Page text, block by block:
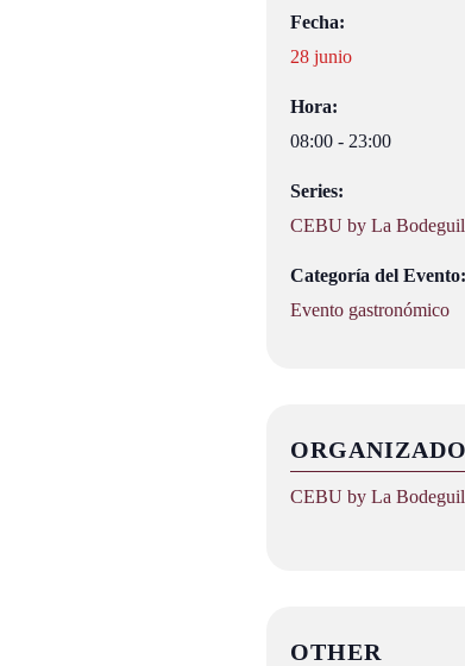
Fecha:
28 junio
Hora:
08:00 - 23:00
Series:
CEBU by La
Categoría del Evento:
Evento gastronómico
CEBU by La
OTHER